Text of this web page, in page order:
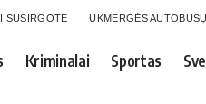
SUSIRGOTE UKMERGĖS
Kriminalai Sportas